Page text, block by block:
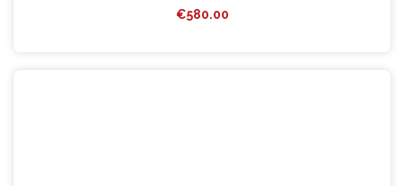
€580.00